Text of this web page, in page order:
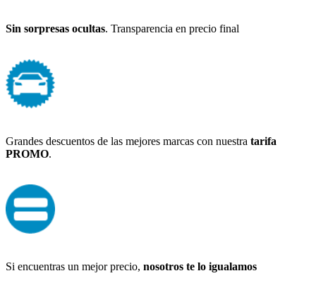
Sin sorpresas ocultas. Transparencia en precio final
Grandes descuentos de las mejores marcas con nuestra tarifa
PROMO.
Si encuentras un mejor precio, nosotros te lo igualamos